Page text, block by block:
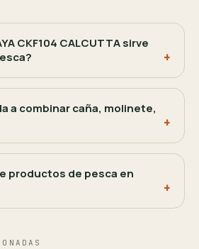
CKF104 CALCUTTA sirve
a combinar caña, molinete,
productos de pesca en